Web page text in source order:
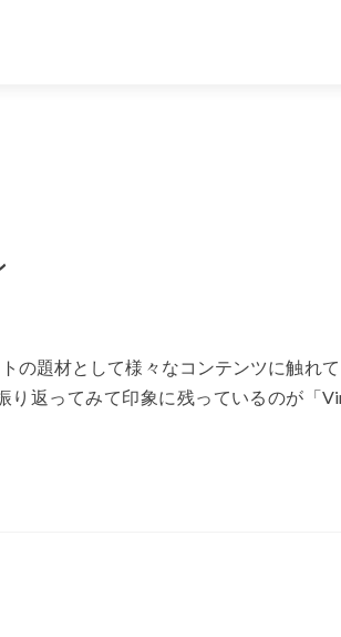
の題材として様々なコンテンツに触れ
返ってみて印象に残っているのが「